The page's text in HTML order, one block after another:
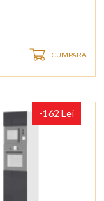
CUMPARA
-162 Lei